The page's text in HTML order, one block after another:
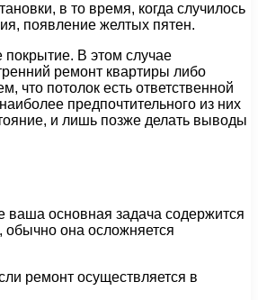
в то время, когда случилось
появление желтых пятен.
покрытие. В этом случае
ремонт квартиры либо
что потолок есть ответственной
предпочтительного из них
и лишь позже делать выводы
ваша основная задача содержится
обычно она осложняется
ремонт осуществляется в